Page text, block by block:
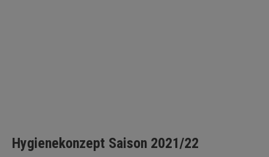
Hygienekonzept Saison 2021/22